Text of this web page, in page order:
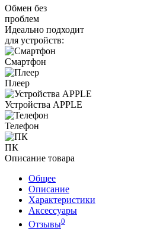
Обмен без
проблем
Идеально подходит
для устройств:
Смартфон
Плеер
Устройства APPLE
Телефон
ПК
Описание товара
Общее
Описание
Характеристики
Аксессуары
Отзывы0